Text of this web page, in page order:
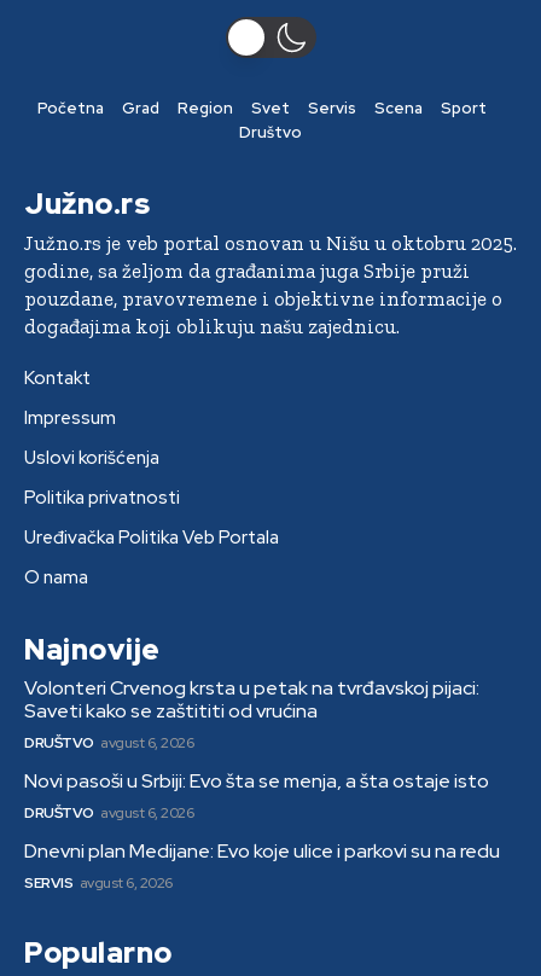
Početna Grad Region Svet Servis Scena
Sport
Društvo
Južno.rs
Južno.rs je veb portal osnovan u Nišu u oktobru 2025.
godine, sa željom da građanima juga Srbije pruži
pouzdane, pravovremene i objektivne informacije o
događajima koji oblikuju našu zajednicu.
Kontakt
Impressum
Uslovi korišćenja
Politika privatnosti
Uređivačka Politika Veb Portala
O nama
Najnovije
Volonteri Crvenog krsta u petak na tvrđavskoj pijaci:
Saveti kako se zaštititi od vrućina
DRUŠTVO avgust 6, 2026
Novi pasoši u Srbiji: Evo šta se menja, a šta ostaje isto
DRUŠTVO avgust 6, 2026
Dnevni plan Medijane: Evo koje ulice i parkovi su na redu
SERVIS avgust 6, 2026
Popularno